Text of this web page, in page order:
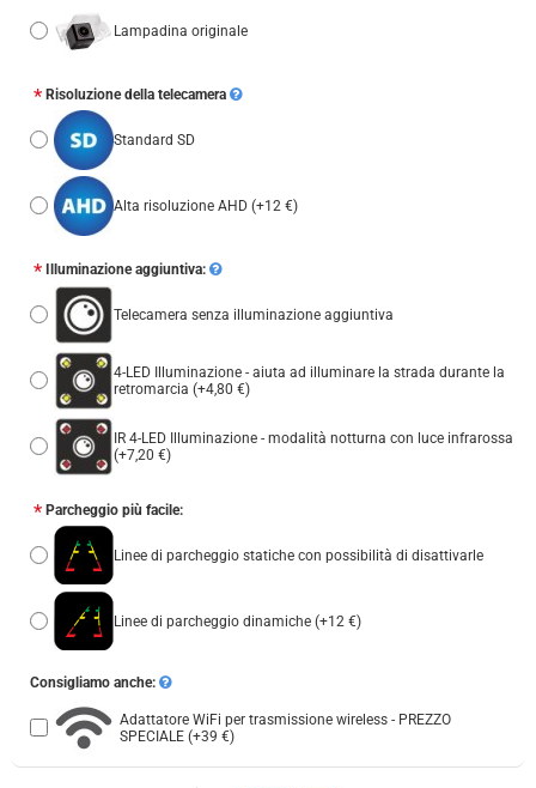
Lampadina originale
Risoluzione della telecamera
Standard SD
Alta risoluzione AHD (+12 €)
Illuminazione aggiuntiva:
Telecamera senza illuminazione aggiuntiva
4-LED Illuminazione - aiuta ad illuminare la strada durante la
retromarcia (+4,80 €)
IR 4-LED Illuminazione - modalità notturna con luce infrarossa
(+7,20 €)
Parcheggio più facile:
Linee di parcheggio statiche con possibilità di disattivarle
Linee di parcheggio dinamiche (+12 €)
Consigliamo anche:
Adattatore WiFi per trasmissione wireless - PREZZO
SPECIALE (+39 €)